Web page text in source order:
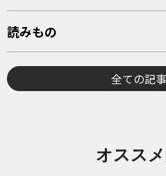
読みもの
全ての記
オスス